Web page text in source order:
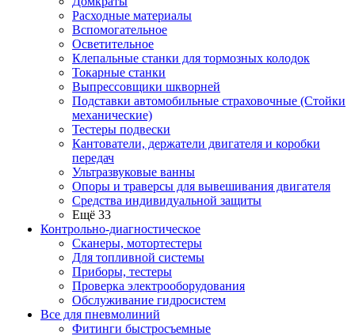
Расходные материалы
Вспомогательное
Осветительное
Клепальные станки для тормозных колодок
Токарные станки
Выпрессовщики шкворней
Подставки автомобильные страховочные (Стойки
механические)
Тестеры подвески
Кантователи, держатели двигателя и коробки
передач
Ультразвуковые ванны
Опоры и траверсы для вывешивания двигателя
Средства индивидуальной защиты
Ещё 33
Контрольно-диагностическое
Сканеры, мотортестеры
Для топливной системы
Приборы, тестеры
Проверка электрооборудования
Обслуживание гидросистем
Все для пневмолиний
Фитинги быстросъемные